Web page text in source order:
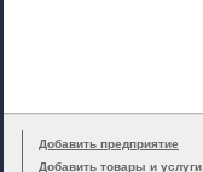
Добавить предприятие
Добавить товары и услуги